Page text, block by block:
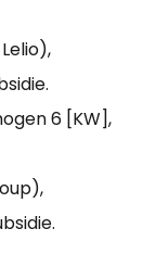
6 [KW],